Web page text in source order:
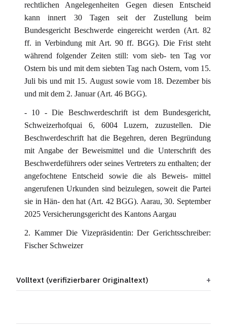
rechtlichen Angelegenheiten Gegen diesen Entscheid
kann innert 30 Tagen seit der Zustellung beim
Bundesgericht Beschwerde eingereicht werden (Art. 82
ff. in Verbindung mit Art. 90 ff. BGG). Die Frist steht
während folgender Zeiten still: vom sieb- ten Tag vor
Ostern bis und mit dem siebten Tag nach Ostern, vom 15.
Juli bis und mit 15. August sowie vom 18. Dezember bis
und mit dem 2. Januar (Art. 46 BGG).
- 10 - Die Beschwerdeschrift ist dem Bundesgericht,
Schweizerhofquai 6, 6004 Luzern, zuzustellen. Die
Beschwerdeschrift hat die Begehren, deren Begründung
mit Angabe der Beweismittel und die Unterschrift des
Beschwerdeführers oder seines Vertreters zu enthalten; der
angefochtene Entscheid sowie die als Beweis- mittel
angerufenen Urkunden sind beizulegen, soweit die Partei
sie in Hän- den hat (Art. 42 BGG). Aarau, 30. September
2025 Versicherungsgericht des Kantons Aargau
2. Kammer Die Vizepräsidentin: Der Gerichtsschreiber:
Fischer Schweizer
Volltext (verifizierbarer Originaltext)